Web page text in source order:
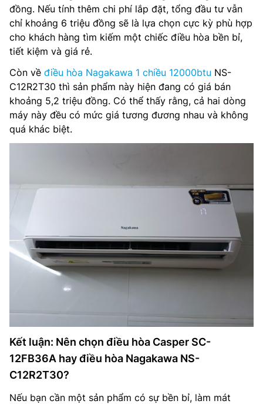
đồng. Nếu tính thêm chi phí lắp đặt, tổng đầu tư vẫn
chỉ khoảng 6 triệu đồng sẽ là lựa chọn cực kỳ phù hợp
cho khách hàng tìm kiếm một chiếc điều hòa bền bỉ,
tiết kiệm và giá rẻ.
Còn về điều hòa Nagakawa 1 chiều 12000btu NS-
C12R2T30 thì sản phẩm này hiện đang có giá bán
khoảng 5,2 triệu đồng. Có thể thấy rằng, cả hai dòng
máy này đều có mức giá tương đương nhau và không
quá khác biệt.
Kết luận: Nên chọn điều hòa Casper SC-
12FB36A hay điều hòa Nagakawa NS-
C12R2T30?
Nếu bạn cần một sản phẩm có sự bền bỉ, làm mát